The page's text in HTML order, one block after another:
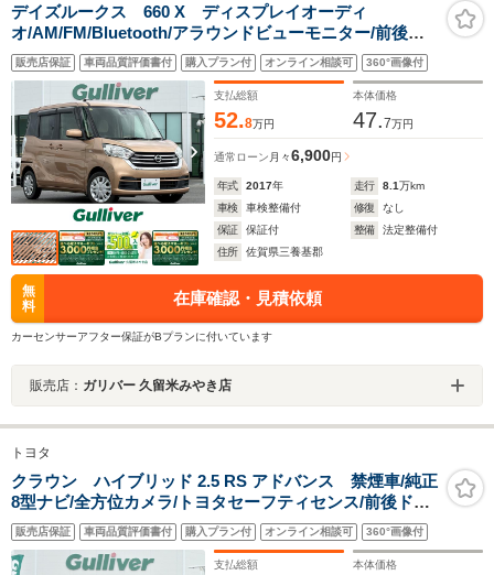
デイズルークス 660 X ディスプレイオーディ
オ/AM/FM/Bluetooth/アラウンドビューモニター/前後ド
ライブレコーダー/ETC/エマージェンシーブレーキ/片側電
動パワースライドドア/天井サーキュレーター/ヘッドライ
トリベライザー/
販売店保証 車両品質評価書付 購入プラン付 オンライン相談可 360°画像付
支払総額
52.8万円
本体価格
47.7万円
通常ローン 月々6,900円
年式 2017年 走行 8.1万km
車検
車検整備付 修復
なし
保証
保証付 整備
法定整備付
住所
佐賀県三養基郡
無
料
在庫確認・見積依頼
カーセンサーアフター保証がBプランに付いています
販売店： ガリバー 久留米みやき店
トヨタ
クラウン ハイブリッド 2.5 RS アドバンス 禁煙車/純正
8型ナビ/全方位カメラ/トヨタセーフティセンス/前後ドラ
レコ/青ハーフレザー/前席パワーシート/シートヒーター/
ステアリングヒーター/レーダークルーズコントロー
ル/LEDヘッドライト/Bluetooth/ETC
販売店保証 車両品質評価書付 購入プラン付 オンライン相談可 360°画像付
支払総額 本体価格